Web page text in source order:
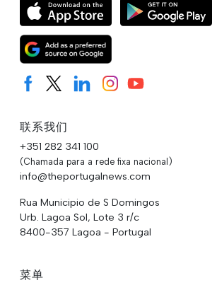
联系我们
+351 282 341 100
(Chamada para a rede fixa nacional)
info@theportugalnews.com
Rua Municipio de S Domingos
Urb. Lagoa Sol, Lote 3 r/c
8400-357 Lagoa - Portugal
菜单